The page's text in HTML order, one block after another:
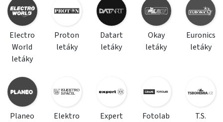
Electro
World
letáky
Proton
letáky
Datart
letáky
Okay
letáky
Euronics
letáky
Planeo Elektro Expert Fotolab T.S.